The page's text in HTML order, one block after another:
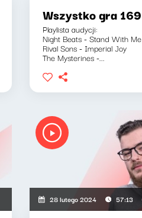
Wszystko gra 169
Playlista audycji:
Night Beats - Stand With Me
Rival Sons - Imperial Joy
The Mysterines -...
28 lutego 2024 57:13